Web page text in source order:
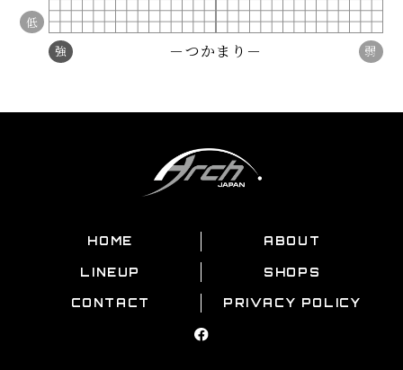
低
強 －つかまり－ 弱
HOME ABOUT
LINEUP SHOPS
CONTACT PRIVACY POLICY